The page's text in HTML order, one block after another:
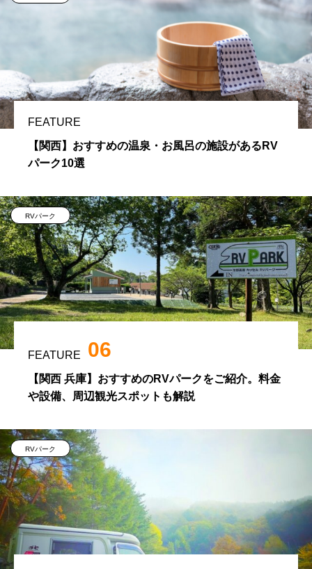
FEATURE
【関西】おすすめの温泉・お風呂の施設があるRV
パーク10選
RVパーク
FEATURE 06
【関西 兵庫】おすすめのRVパークをご紹介。料金
や設備、周辺観光スポットも解説
RVパーク